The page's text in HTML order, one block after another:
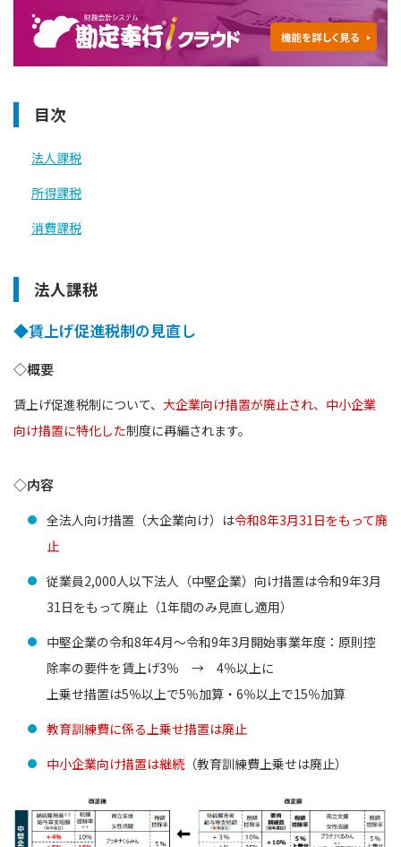
目次
法人課税
所得課税
消費課税
法人課税
◆賃上げ促進税制の見直し
◇概要
賃上げ促進税制について、 大企業向け措置が廃止され、中小企業
向け措置に特化した制度に再編されます。
◇内容
全法人向け措置（大企業向け）は令和8年3月31日をもって廃
止
従業員2,000人以下法人（中堅企業）向け措置は令和9年3月
31日をもって廃止（1年間のみ見直し適用）
中堅企業の令和8年4月〜令和9年3月開始事業年度：原則控
除率の要件を賃上げ3％ → 4％以上に
上乗せ措置は5％以上で5％加算・6％以上で15％加算
教育訓練費に係る上乗せ措置は廃止
中小企業向け措置は継続 （教育訓練費上乗せは廃止）